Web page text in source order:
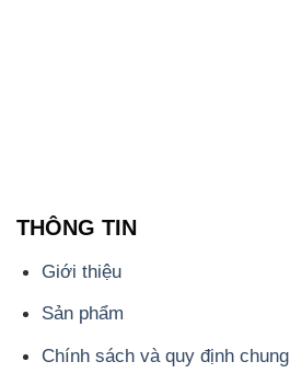
THÔNG TIN
Giới thiệu
Sản phẩm
Chính sách và quy định chung